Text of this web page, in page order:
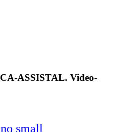
ASSISTAL. Video-